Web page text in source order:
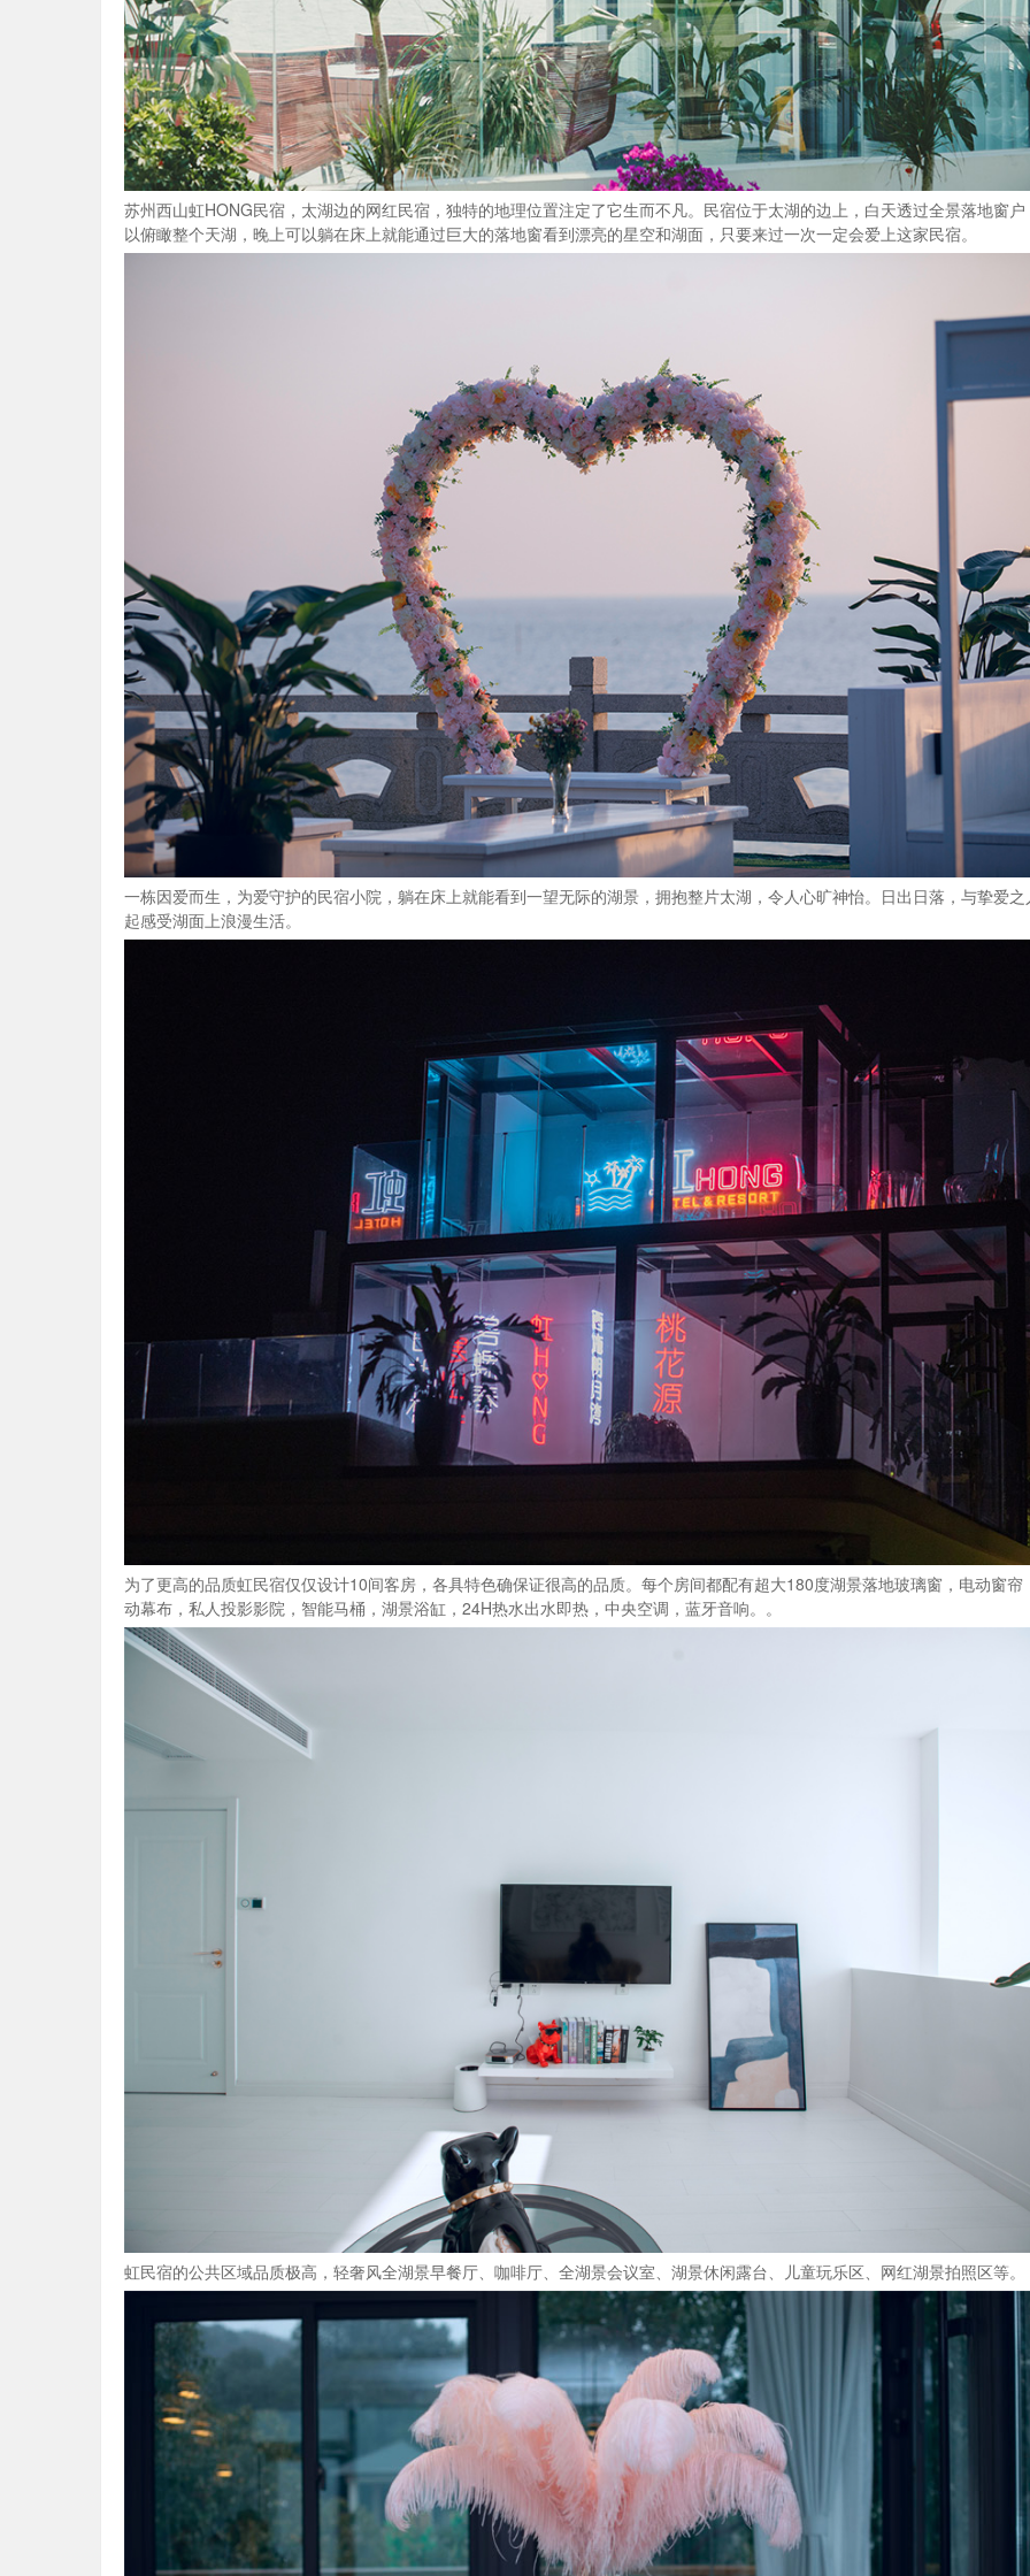
苏州西山虹HONG民宿，太湖边的网红民宿，独特的地理位置注定了它生而不凡。民宿位于太湖的边上，白天透过全景落地窗户
以俯瞰整个天湖，晚上可以躺在床上就能通过巨大的落地窗看到漂亮的星空和湖面，只要来过一次一定会爱上这家民宿。
一栋因爱而生，为爱守护的民宿小院，躺在床上就能看到一望无际的湖景，拥抱整片太湖，令人心旷神怡。日出日落，与挚爱之
起感受湖面上浪漫生活。
为了更高的品质虹民宿仅仅设计10间客房，各具特色确保证很高的品质。每个房间都配有超大180度湖景落地玻璃窗，电动窗帘
动幕布，私人投影影院，智能马桶，湖景浴缸，24H热水出水即热，中央空调，蓝牙音响。。
虹民宿的公共区域品质极高，轻奢风全湖景早餐厅、咖啡厅、全湖景会议室、湖景休闲露台、儿童玩乐区、网红湖景拍照区等。